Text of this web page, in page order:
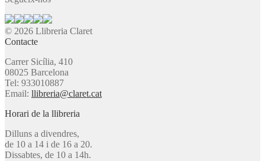
© 2026 Llibreria Claret
Contacte
Carrer Sicília, 410
08025 Barcelona
Tel: 933010887
Email: llibreria@claret.cat
Horari de la llibreria
Dilluns a divendres,
de 10 a 14 i de 16 a 20.
Dissabtes, de 10 a 14h.